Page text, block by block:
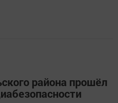
района прошёл